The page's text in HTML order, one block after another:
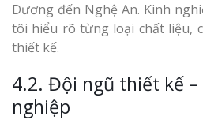
Dương đến Nghệ An. Kinh
tôi hiểu rõ từng loại chất liệu,
thiết kế.
4.2. Đội ngũ thiết kế
nghiệp